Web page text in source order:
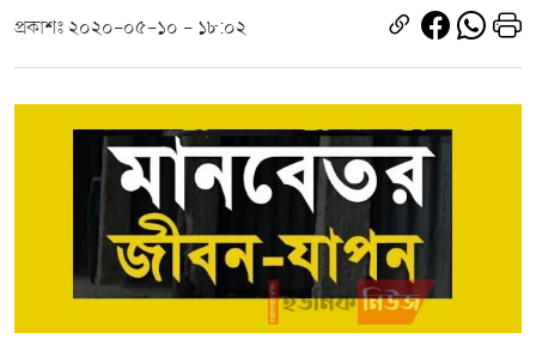
প্রকাশঃ ২০২০-০৫-১০ - ১৮:০২